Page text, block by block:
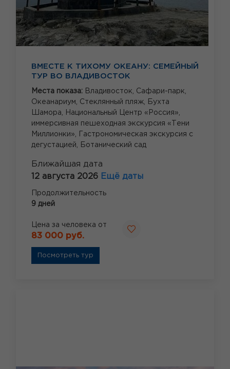
ВМЕСТЕ К ТИХОМУ ОКЕАНУ: СЕМЕЙНЫЙ
ТУР ВО ВЛАДИВОСТОК
Места показа: Владивосток, Сафари-парк,
Океанариум, Стеклянный пляж,
Бухта
Шамора,
Национальный Центр «Россия»,
иммерсивная пешеходная экскурсия «Тени
Миллионки»,
Гастрономическая экскурсия с
дегустацией,
Ботанический сад
Ближайшая дата
12 августа 2026 Ещё даты
Продолжительность
9 дней
Цена за человека от
83 000 руб.
Посмотреть тур